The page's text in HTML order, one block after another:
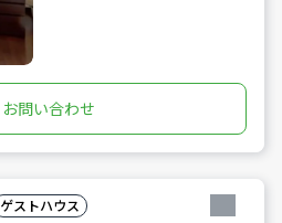
お問い合わせ
ゲストハウス